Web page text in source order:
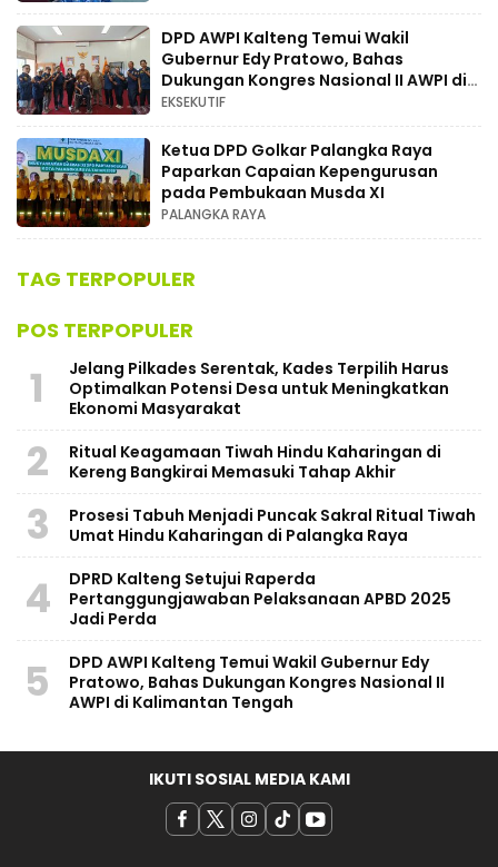
DPD AWPI Kalteng Temui Wakil
Gubernur Edy Pratowo, Bahas
Dukungan Kongres Nasional II AWPI di
Kalimantan Tengah
EKSEKUTIF
Ketua DPD Golkar Palangka Raya
Paparkan Capaian Kepengurusan
pada Pembukaan Musda XI
PALANGKA RAYA
TAG TERPOPULER
POS TERPOPULER
1
Jelang Pilkades Serentak, Kades Terpilih Harus
Optimalkan Potensi Desa untuk Meningkatkan
Ekonomi Masyarakat
2
Ritual Keagamaan Tiwah Hindu Kaharingan di
Kereng Bangkirai Memasuki Tahap Akhir
3
Prosesi Tabuh Menjadi Puncak Sakral Ritual Tiwah
Umat Hindu Kaharingan di Palangka Raya
4
​DPRD Kalteng Setujui Raperda
Pertanggungjawaban Pelaksanaan APBD 2025
Jadi Perda
5
DPD AWPI Kalteng Temui Wakil Gubernur Edy
Pratowo, Bahas Dukungan Kongres Nasional II
AWPI di Kalimantan Tengah
IKUTI SOSIAL MEDIA KAMI